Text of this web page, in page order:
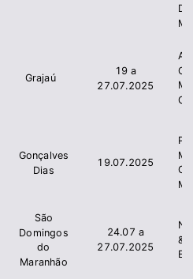
Grajaú
19 a
27.07.2025
Gonçalves
Dias
19.07.2025
Ma
São
Domingos
do
Maranhão
24.07 a
27.07.2025
&